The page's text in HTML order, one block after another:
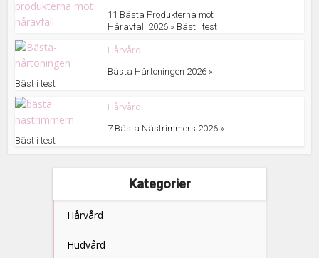
11 Bästa Produkterna mot
Håravfall 2026 » Bäst i test
Hårvård
Bästa Hårtoningen 2026 »
Bäst i test
Hårvård
7 Bästa Nästrimmers 2026 »
Bäst i test
Kategorier
Hårvård
Hudvård